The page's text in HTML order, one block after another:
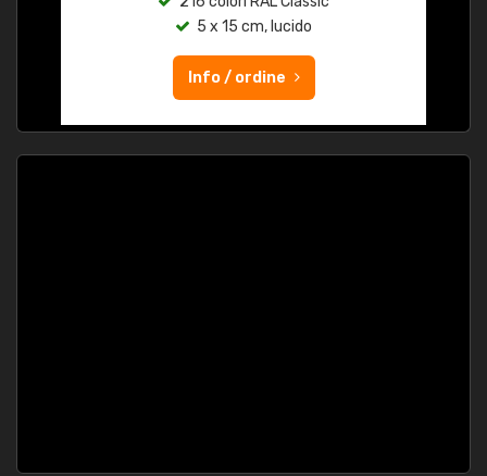
5 x 15 cm, lucido
Info / ordine